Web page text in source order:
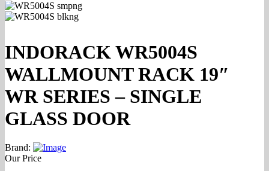
INDORACK WR5004S
WALLMOUNT RACK 19″
WR SERIES – SINGLE
GLASS DOOR
Brand:
Our Price